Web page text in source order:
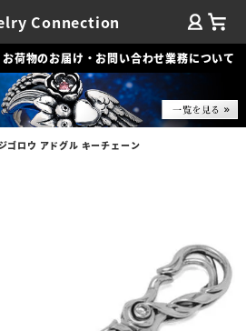
Connection
お荷物のお届け・お問い合わせ業務について
ゴロウ アドグル キーチェーン